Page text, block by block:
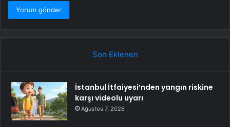
Son Eklenen
İstanbul İtfaiyesi’nden yangın riskine
karşı videolu uyarı
Ağustos 7, 2026